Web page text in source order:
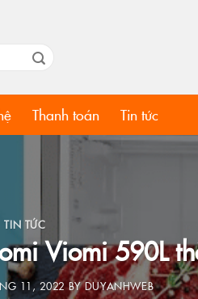
Thanh toán Tin tức
TIN TỨC
Viomi 590L
11, 2022 BYDUYANHWEB